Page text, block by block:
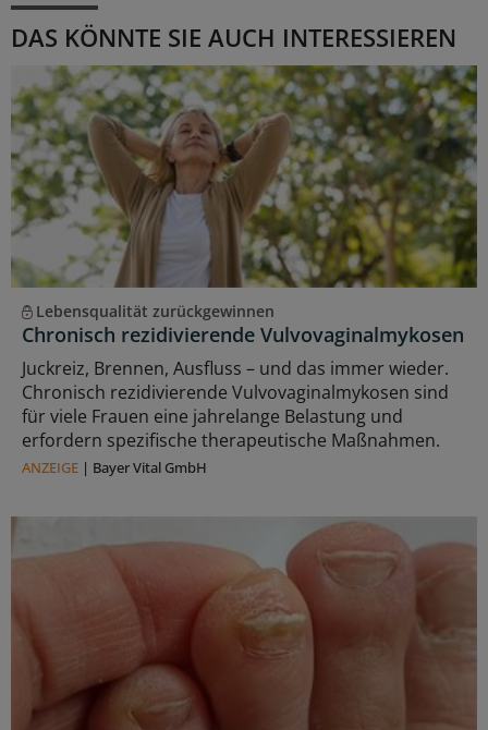
DAS KÖNNTE SIE AUCH INTERESSIEREN
Lebensqualität zurückgewinnen
Chronisch rezidivierende Vulvovaginalmykosen
Juckreiz, Brennen, Ausfluss – und das immer wieder.
Chronisch rezidivierende Vulvovaginalmykosen sind
für viele Frauen eine jahrelange Belastung und
erfordern spezifische therapeutische Maßnahmen.
ANZEIGE | Bayer Vital GmbH